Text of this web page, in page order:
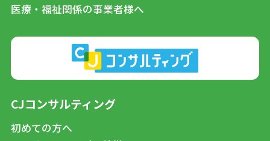
医療・福祉関係の事業者様へ
CJコンサルティング
初めての方へ